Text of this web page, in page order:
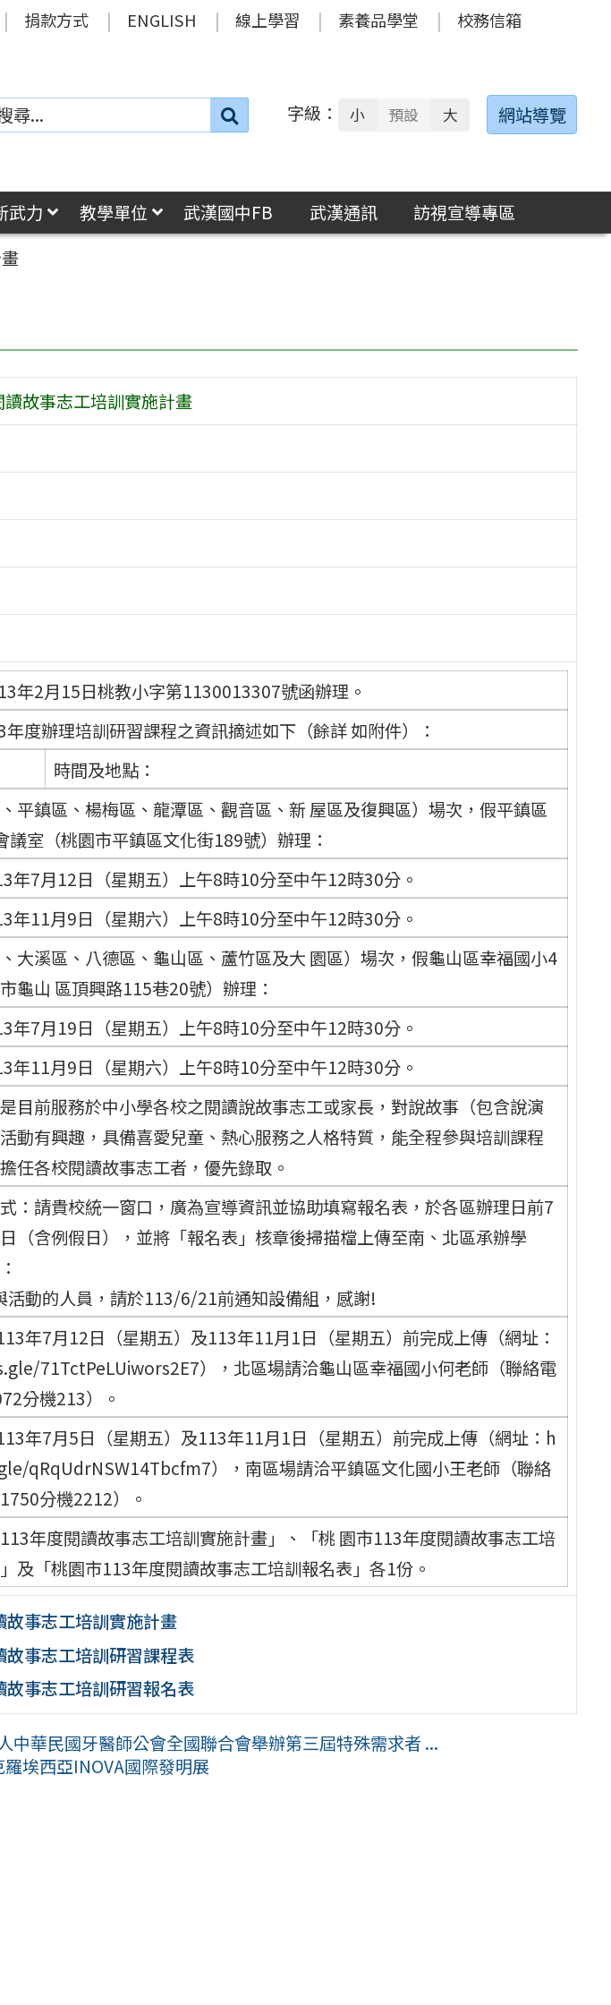
捐款方式 ENGLISH 線上學習 素養品學堂 校務信箱
搜
字級： 小 預設 大 網站導覽
武力 教學單位 武漢國中FB 武漢通訊
訪視宣導專區
故事志工培訓實施計畫
年2月15日桃教小字第1130013307號函辦理。
度辦理培訓研習課程之資訊摘述如下（餘詳 如附件）：
時間及地點：
平鎮區、楊梅區、龍潭區、觀音區、新 屋區及復興區）場次，假平鎮區
議室（桃園市平鎮區文化街189號）辦理：
年7月12日（星期五）上午8時10分至中午12時30分。
年11月9日（星期六）上午8時10分至中午12時30分。
大溪區、八德區、龜山區、蘆竹區及大 園區）場次，假龜山區幸福國小4
龜山 區頂興路115巷20號）辦理：
年7月19日（星期五）上午8時10分至中午12時30分。
年11月9日（星期六）上午8時10分至中午12時30分。
目前服務於中小學各校之閱讀說故事志工或家長，對說故事（包含說演
動有興趣，具備喜愛兒童、熱心服務之人格特質，能全程參與培訓課程
任各校閱讀故事志工者，優先錄取。
：請貴校統一窗口，廣為宣導資訊並協助填寫報名表，於各區辦理日前7
（含例假日），並將「報名表」核章後掃描檔上傳至南、北區承辦學
活動的人員，請於113/6/21前通知設備組，感謝!
年7月12日（星期五）及113年11月1日（星期五）前完成上傳（網址：
71TctPeLUiwors2E7），北區場請洽龜山區幸福國小何老師（聯絡電
分機213）。
年7月5日（星期五）及113年11月1日（星期五）前完成上傳（網址：h
qRqUdrNSW14Tbcfm7），南區場請洽平鎮區文化國小王老師（聯絡
分機2212）。
年度閱讀故事志工培訓實施計畫」、「桃 園市113年度閱讀故事志工培
及「桃園市113年度閱讀故事志工培訓報名表」各1份。
事志工培訓實施計畫
事志工培訓研習課程表
事志工培訓研習報名表
中華民國牙醫師公會全國聯合會舉辦第三屆特殊需求者 ...
埃西亞INOVA國際發明展